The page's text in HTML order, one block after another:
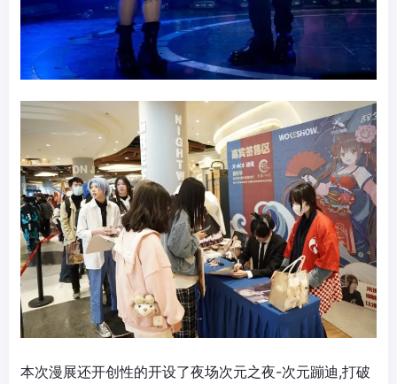
本次漫展还开创性的开设了夜场次元之夜-次元蹦迪,打破